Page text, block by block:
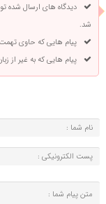
دیدگاه های ارسال شده
شد.
پیام هایی که حاوی
پیام هایی که به غیر از